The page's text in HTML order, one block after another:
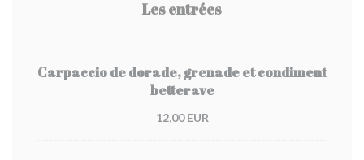
Les entrées
Carpaccio de dorade, grenade et condiment
betterave
12,00 EUR